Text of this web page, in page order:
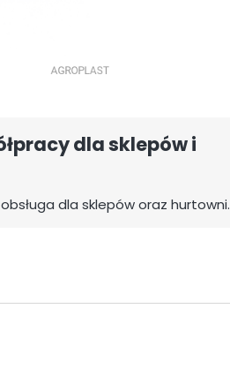
dla sklepów i
dla sklepów oraz hurtowni.